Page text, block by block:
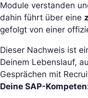
Module verstanden
dahin führt über eine
gefolgt von einer
Dieser Nachweis ist
Deinem Lebenslauf,
Gesprächen mit
Deine SAP-